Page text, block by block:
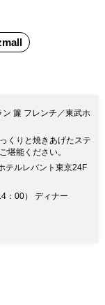
簾 フレンチ／東武ホ
くりと焼きあげたステ
堪能ください。
ルレバント東京24F
00） ディナー